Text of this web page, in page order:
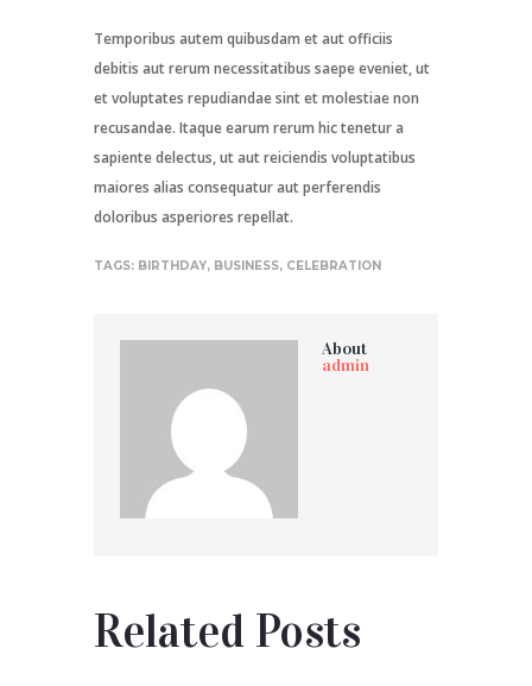
Temporibus autem quibusdam et aut officiis
debitis aut rerum necessitatibus saepe eveniet, ut
et voluptates repudiandae sint et molestiae non
recusandae. Itaque earum rerum hic tenetur a
sapiente delectus, ut aut reiciendis voluptatibus
maiores alias consequatur aut perferendis
doloribus asperiores repellat.
TAGS: BIRTHDAY, BUSINESS, CELEBRATION
About
admin
Related Posts